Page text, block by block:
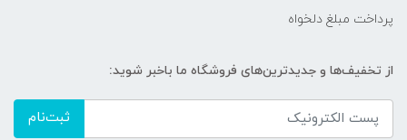
پرداخت مبلغ دلخواه
از تخفیف‌ها و جدیدترین‌های فروشگاه ما باخبر شوید:
ثبت‌نام